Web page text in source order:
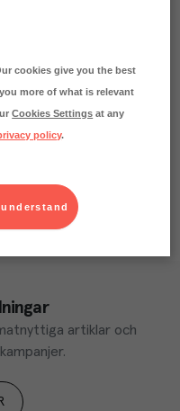
motsvarande
artiklar och
cookies give you the best
more of what is relevant
Cookies Settings at any
policy.
understand